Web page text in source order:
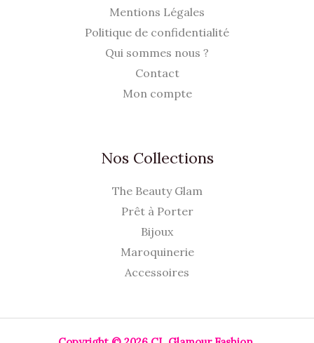
Mentions Légales
Politique de confidentialité
Qui sommes nous ?
Contact
Mon compte
Nos Collections
The Beauty Glam
Prêt à Porter
Bijoux
Maroquinerie
Accessoires